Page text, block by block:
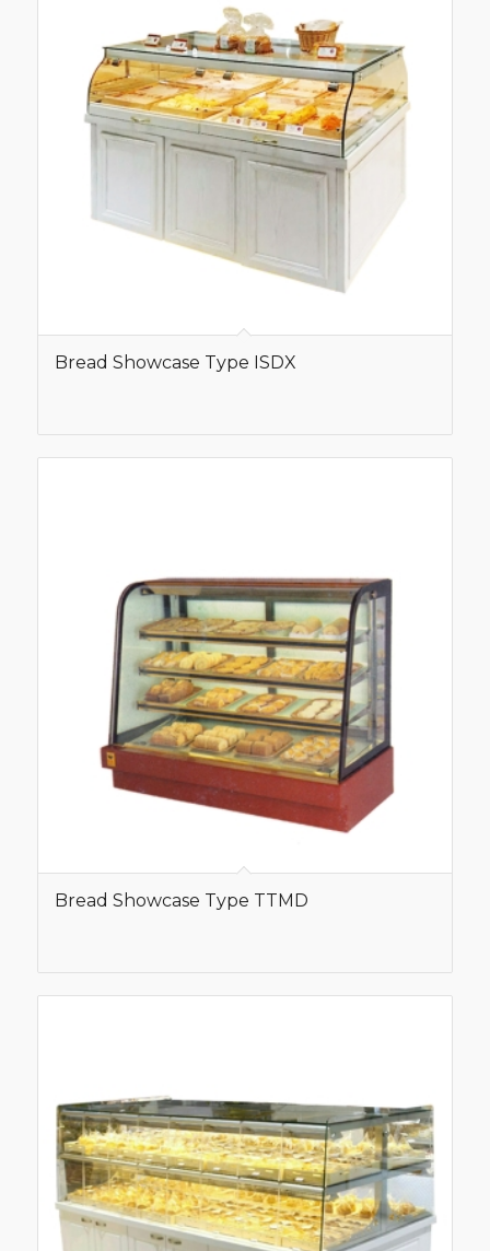
Bread Showcase Type ISDX
Bread Showcase Type TTMD